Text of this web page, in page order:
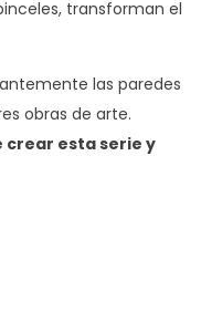
transforman el
las paredes
obras de arte.
crear esta serie y